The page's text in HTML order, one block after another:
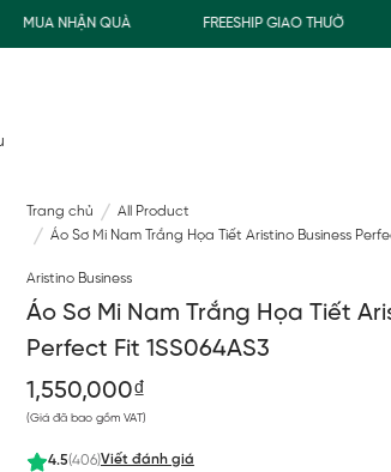
NHẬN QUÀ FREESHIP GIAO THƯỜNG CHO
Trang chủ
All Product
Áo Sơ Mi Nam Trắng Họa Tiết Aristino Business
Aristino Business
Áo Sơ Mi Nam Trắng Họa Tiết
Perfect Fit 1SS064AS3
1,550,000₫
(Giá đã bao gồm VAT)
4.5(406)Viết đánh giá